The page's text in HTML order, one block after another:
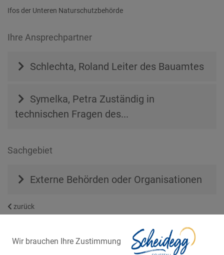
Ifos der Unteren Naturschutzbehörde
Ihre Ansprechpartner
Schlechta, Roland Leiter des Bauamtes
Symelka, Petra Zuständig in
technischen Fragen des...
Sachgebiet
Externe Behörden oder Organisationen
zurück
Wir brauchen Ihre Zustimmung